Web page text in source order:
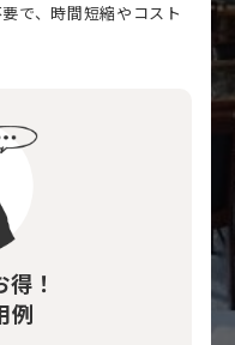
で、時間短縮やコスト
！
例